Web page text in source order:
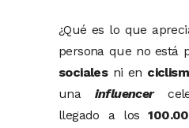
¿Qué es lo que
persona que no está
socialesni en
unainfluencer
llegado a los